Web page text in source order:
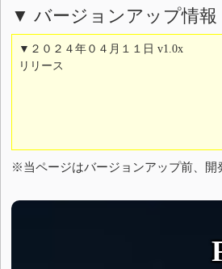
▼ バージョンアップ情報
▼２０２４年０４月１１日 v1.0x
リリース
※当ページはバージョンアップ前、開